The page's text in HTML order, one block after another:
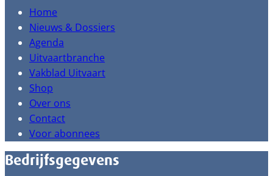
Home
Nieuws & Dossiers
Agenda
Uitvaartbranche
Vakblad Uitvaart
Shop
Over ons
Contact
Voor abonnees
Bedrijfsgegevens